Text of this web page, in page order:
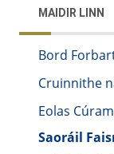
MAIDIR LINN
Bord
Cruinnithe
Eolas
Saoráil